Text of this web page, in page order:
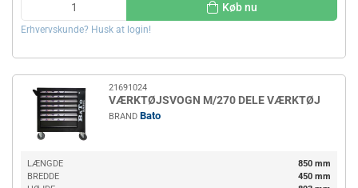
Køb nu
Erhvervskunde? Husk at login!
21691024
VÆRKTØJSVOGN M/270 DELE VÆRKTØJ
BRAND Bato
LÆNGDE
850 mm
BREDDE
450 mm